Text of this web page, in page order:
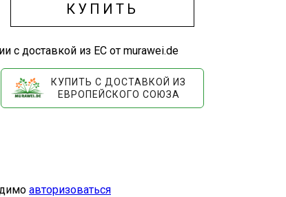
КУПИТЬ
с доставкой из ЕС от murawei.de
КУПИТЬ С ДОСТАВКОЙ ИЗ
ЕВРОПЕЙСКОГО СОЮЗА
авторизоваться